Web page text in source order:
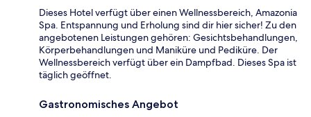
Dieses Hotel verfügt über einen Wellnessbereich, Amazonia
Spa. Entspannung und Erholung sind dir hier sicher! Zu den
angebotenen Leistungen gehören: Gesichtsbehandlungen,
Körperbehandlungen und Maniküre und Pediküre. Der
Wellnessbereich verfügt über ein Dampfbad. Dieses Spa ist
täglich geöffnet.
Gastronomisches Angebot